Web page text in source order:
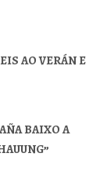
AO VERÁN E
BAIXO A